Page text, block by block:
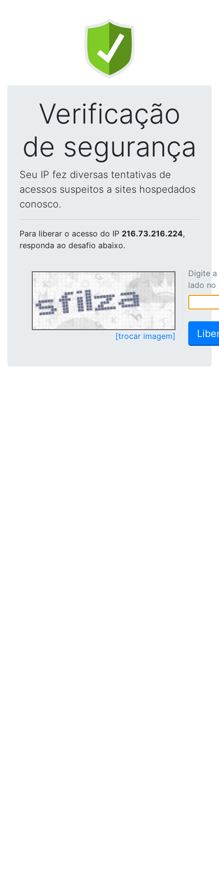
Verificação
de segurança
Seu IP fez diversas tentativas de
acessos suspeitos a sites hospedados
conosco.
Para liberar o acesso do IP 216.73.216.224,
responda ao desafio abaixo.
[trocar imagem]
Digite
lado no